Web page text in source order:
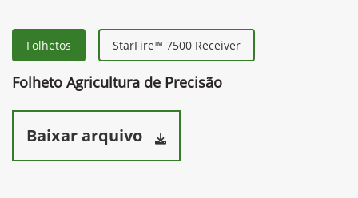
Folhetos StarFire™ 7500 Receiver
Folheto Agricultura de Precisão
Baixar arquivo